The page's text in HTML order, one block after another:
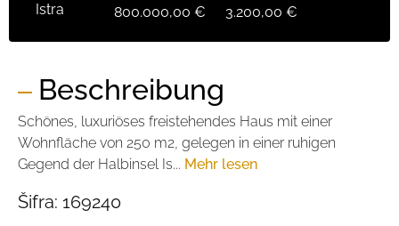
Istra
800.000,00 €
3.200,00 €
Beschreibung
Schönes, luxuriöses freistehendes Haus mit einer
Wohnfläche von 250 m2, gelegen in einer ruhigen
Gegend der Halbinsel Is... Mehr lesen
Šifra: 169240